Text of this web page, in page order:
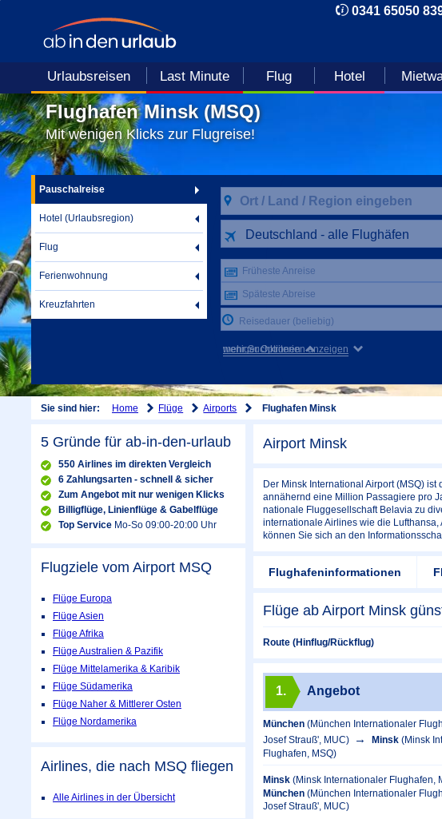
0341 65050
Urlaubsreisen Last Minute Flug Hotel
Flughafen Minsk (MSQ)
Mit wenigen Klicks zur Flugreise!
Pauschalreise
Hotel (Urlaubsregion)
Flug
Ferienwohnung
Kreuzfahrten
Deutschland - alle Flughäfen
Früheste Anreise
Späteste Abreise
Reisedauer (beliebig)
mehr Suchkriterien anzeigen
weniger Optionen
Sie sind hier: Home Flüge Airports Flughafen Minsk
Airport Minsk
Der Minsk International Airport (MSQ)
annähernd eine Million Passagiere pro
nationale Fluggesellschaft Belavia zu
internationale Airlines wie die
können Sie sich an den
Flughafeninformationen
Flüge ab Airport Minsk
Route (Hinflug/Rückflug)
1. Angebot
München (München Internationaler
Josef Strauß', MUC)
Minsk (Minsk
Flughafen, MSQ)
Minsk (Minsk Internationaler Flughafen,
München (München Internationaler
Josef Strauß', MUC)
5 Gründe für ab-in-den-urlaub
550 Airlines im direkten Vergleich
6 Zahlungsarten - schnell & sicher
Zum Angebot mit nur wenigen Klicks
Billigflüge, Linienflüge & Gabelflüge
Top Service Mo-So 09:00-20:00 Uhr
Flugziele vom Airport MSQ
Flüge Europa
Flüge Asien
Flüge Afrika
Flüge Australien & Pazifik
Flüge Mittelamerika & Karibik
Flüge Südamerika
Flüge Naher & Mittlerer Osten
Flüge Nordamerika
Airlines, die nach MSQ fliegen
Alle Airlines in der Übersicht